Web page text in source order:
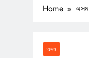
Home অসম
অসম